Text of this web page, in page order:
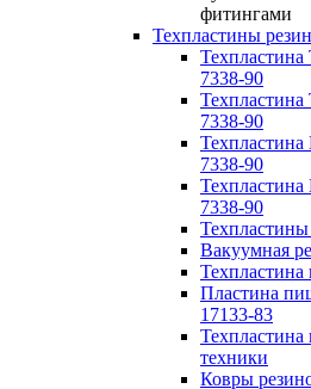
фитингами
Техпластины
7338-90
7338-90
7338-90
7338-90
Вакуумная
Пластина
17133-83
техники
Ковры